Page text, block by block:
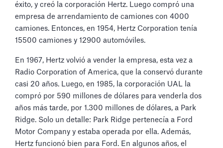
éxito, y creó la corporación Hertz. Luego compró una
empresa de arrendamiento de camiones con 4000
camiones. Entonces, en 1954, Hertz Corporation tenía
15500 camiones y 12900 automóviles.
En 1967, Hertz volvió a vender la empresa, esta vez a
Radio Corporation of America, que la conservó durante
casi 20 años. Luego, en 1985, la corporación UAL la
compró por 590 millones de dólares para venderla dos
años más tarde, por 1.300 millones de dólares, a Park
Ridge. Solo un detalle: Park Ridge pertenecía a Ford
Motor Company y estaba operada por ella. Además,
Hertz funcionó bien para Ford. En algunos años, el